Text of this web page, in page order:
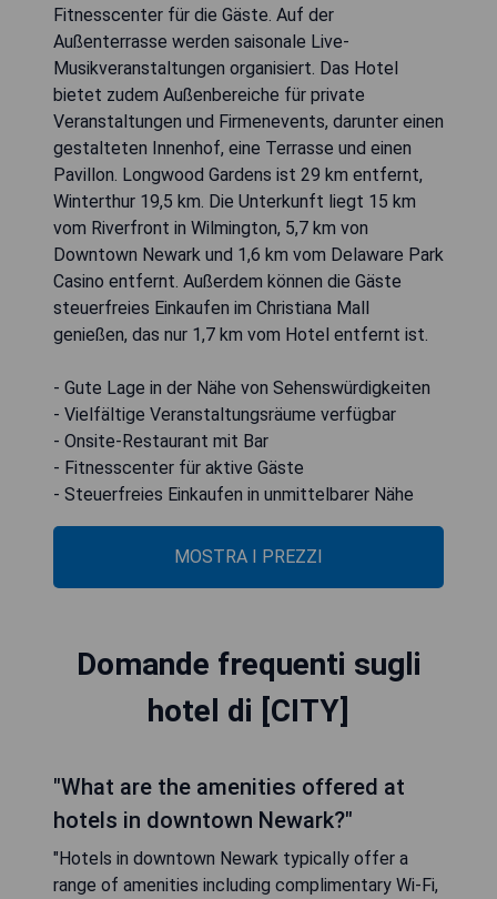
Fitnesscenter für die Gäste. Auf der
Außenterrasse werden saisonale Live-
Musikveranstaltungen organisiert. Das Hotel
bietet zudem Außenbereiche für private
Veranstaltungen und Firmenevents, darunter einen
gestalteten Innenhof, eine Terrasse und einen
Pavillon. Longwood Gardens ist 29 km entfernt,
Winterthur 19,5 km. Die Unterkunft liegt 15 km
vom Riverfront in Wilmington, 5,7 km von
Downtown Newark und 1,6 km vom Delaware Park
Casino entfernt. Außerdem können die Gäste
steuerfreies Einkaufen im Christiana Mall
genießen, das nur 1,7 km vom Hotel entfernt ist.
- Gute Lage in der Nähe von Sehenswürdigkeiten
- Vielfältige Veranstaltungsräume verfügbar
- Onsite-Restaurant mit Bar
- Fitnesscenter für aktive Gäste
- Steuerfreies Einkaufen in unmittelbarer Nähe
MOSTRA I PREZZI
Domande frequenti sugli
hotel di [CITY]
"What are the amenities offered at
hotels in downtown Newark?"
"Hotels in downtown Newark typically offer a
range of amenities including complimentary Wi-Fi,